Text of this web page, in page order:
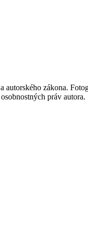
zákona.
práv autora.